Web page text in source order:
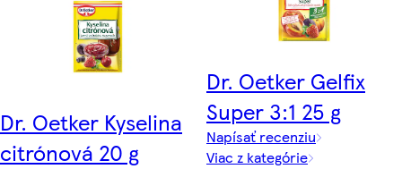
Dr. Oetker Kyselina
citrónová 20 g
Dr. Oetker Gelfix
Super 3:1 25 g
Napísať recenziu
Viac z kategórie